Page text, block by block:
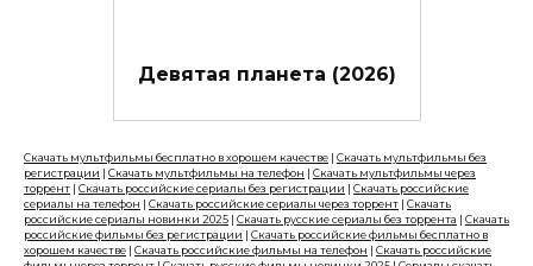
Девятая планета (2026)
Скачать мультфильмы бесплатно в хорошем качестве | Скачать мультфильмы без
регистрации | Скачать мультфильмы на телефон | Скачать мультфильмы через
торрент | Скачать российские сериалы без регистрации | Скачать российские
сериалы на телефон | Скачать российские сериалы через торрент | Скачать
российские сериалы новинки 2025 | Скачать русские сериалы без торрента | Скачать
российские фильмы без регистрации | Скачать российские фильмы бесплатно в
хорошем качестве | Скачать российские фильмы на телефон | Скачать российские